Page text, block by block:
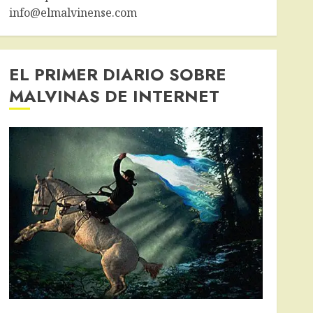
info@elmalvinense.com
EL PRIMER DIARIO SOBRE
MALVINAS DE INTERNET